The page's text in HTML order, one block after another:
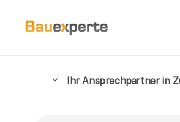
Ihr Ansprechpartner in